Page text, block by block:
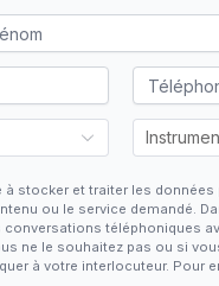
stocker et traiter les
ou le service demandé.
téléphoniques
ne le souhaitez pas ou si
à votre interlocuteur. Pour